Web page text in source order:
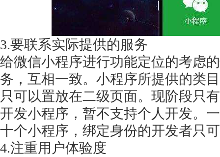
3.要联系实际提供的服务
给微信小程序进行功能定位的考虑
务，互相一致。小程序所提供的类
只可以置放在二级页面。现阶段只
开发小程序，暂不支持个人开发。
十个小程序，绑定身份的开发者只
4.注重用户体验度